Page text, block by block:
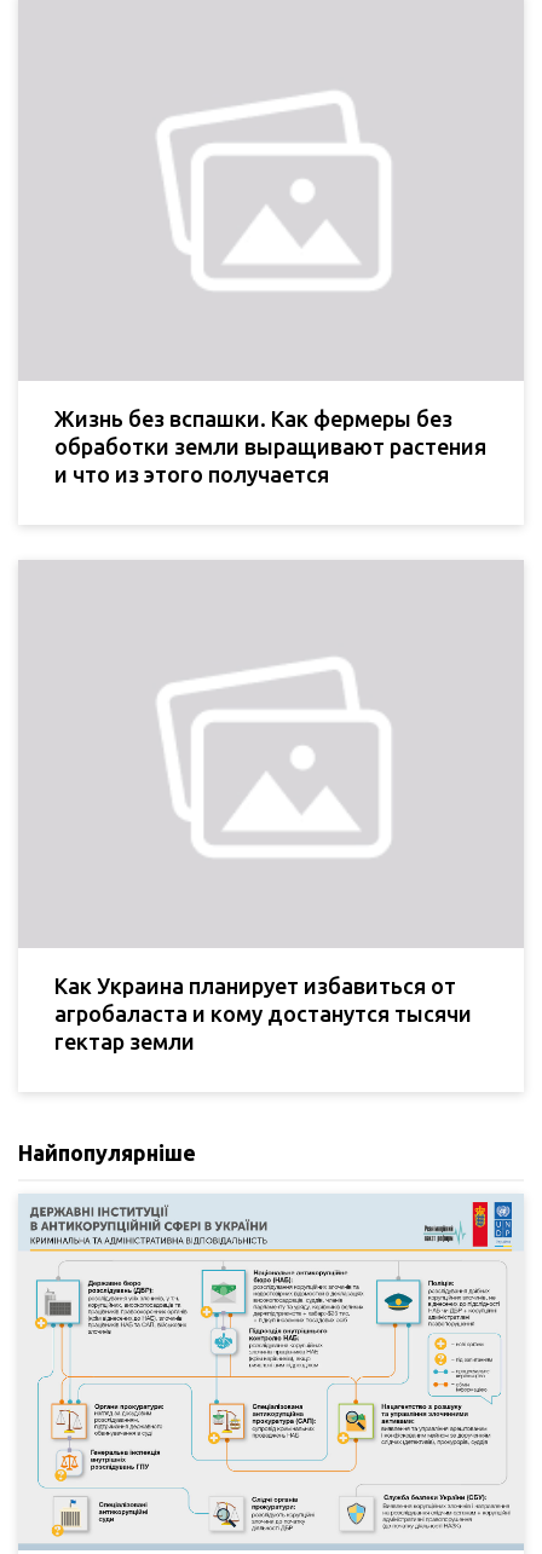
Жизнь без вспашки. Как фермеры без
обработки земли выращивают растения
и что из этого получается
Как Украина планирует избавиться от
агробаласта и кому достанутся тысячи
гектар земли
Найпопулярніше